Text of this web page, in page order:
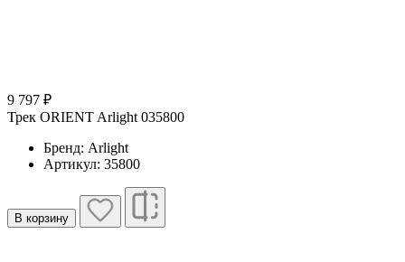
9 797 ₽
Трек ORIENT Arlight 035800
Бренд: Arlight
Артикул: 35800
В корзину